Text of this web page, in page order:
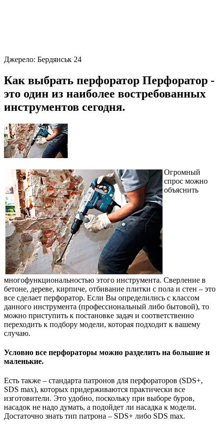
Джерело: Бердянськ 24
Как выбрать перфоратор Перфоратор -
это один из наиболее востребованных
инструментов сегодня.
Огромный
спрос можно
объяснить
многофункциональностью этого инструмента. Сверление в
бетоне, дереве, кирпиче, отбивание плитки с пола и стен – это
все сделает перфоратор. Если Вы определились с классом
данного инструмента (профессиональный либо бытовой), то
можно приступить к постановке задач и соответственно
переходить к подбору модели, которая подходит к вашему
случаю.
Условно все перфораторы можно разделить на большие и
маленькие.
Есть также – стандарта патронов для перфораторов (SDS+,
SDS max), которых придерживаются практически все
изготовители. Это удобно, поскольку при выборе буров,
насадок не надо думать, а подойдет ли насадка к модели.
Достаточно знать тип патрона – SDS+ либо SDS max.